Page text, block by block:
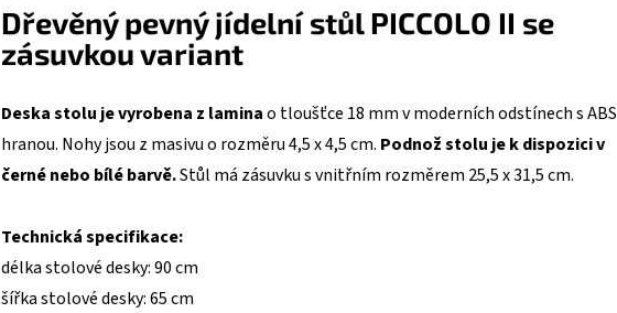
Dřevěný pevný jídelní stůl PICCOLO II se
zásuvkou variant
Deska stolu je vyrobena z laminao tloušťce 18 mm v moderních odstínech s ABS
hranou. Nohy jsou z masivu o rozměru 4,5 x 4,5 cm. Podnož stolu je k dispozici v
černé nebo bílé barvě.Stůl má zásuvku s vnitřním rozměrem 25,5 x 31,5 cm.
Technická specifikace:
délka stolové desky: 90 cm
šířka stolové desky: 65 cm